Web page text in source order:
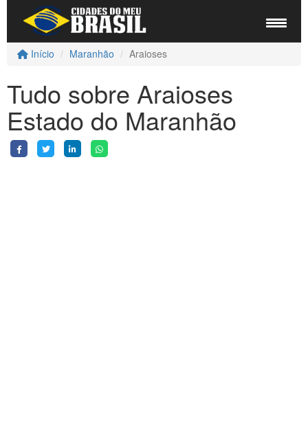
Início Maranhão Araioses
Tudo sobre Araioses
Estado do Maranhão